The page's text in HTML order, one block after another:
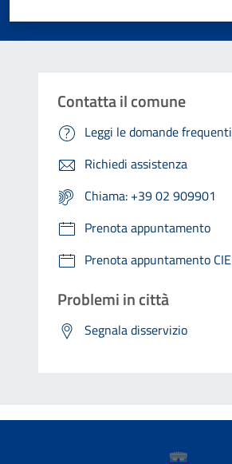
Contatta il comune
Leggi le domande frequenti
Richiedi assistenza
Chiama: +39 02 909901
Prenota appuntamento
Prenota appuntamento CIE
Problemi in città
Segnala disservizio